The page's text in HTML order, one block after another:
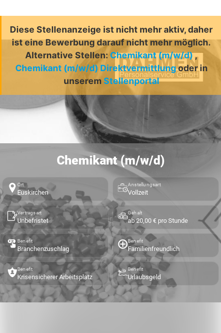
Diese Stellenanzeige ist nicht mehr aktiv, daher
ist eine Bewerbung darauf nicht mehr möglich.
Alternative Stellen: Chemikant (m/w/d),
Chemikant (m/w/d) Direktvermittlungoder in
unserem Stellenportal
Chemikant (m/w/d)
Ort
Euskirchen
Anstellungsart
Vollzeit
Vertragsart
Unbefristet
Gehalt
ab 20,00 € pro Stunde
Benefit
Branchenzuschlag
Benefit
Familienfreundlich
Benefit
Krisensicherer Arbeitsplatz
Benefit
Urlaubsgeld